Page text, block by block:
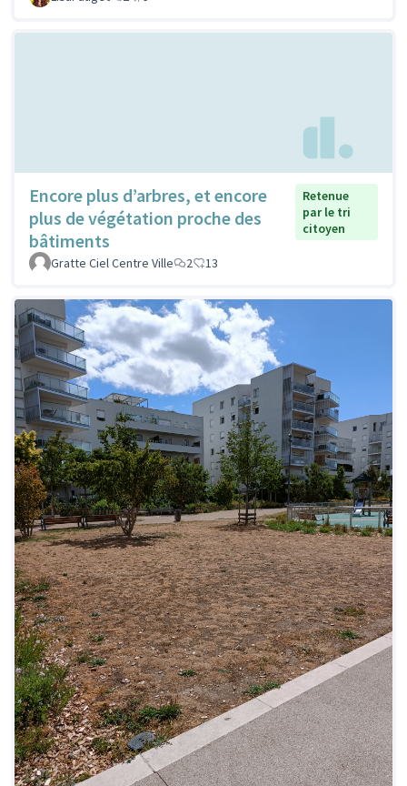
Encore plus d’arbres, et encore
plus de végétation proche des
bâtiments
Retenue
par le tri
citoyen
Gratte Ciel Centre Ville 2 13